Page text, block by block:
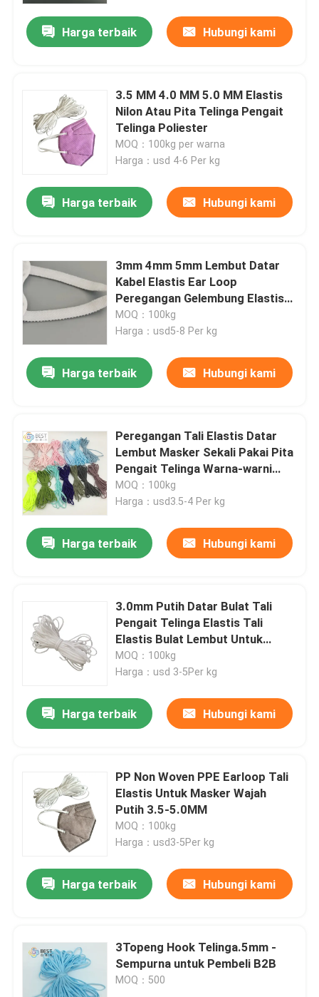
Produk
Tentang kita
Wisata pabrik
Hubungi kami
Semua Kasus
Lingkaran Telinga Elastis Masker Wajah
Loop Telinga Elastis Lembut
Harga terbaik Hubungi kami
3.5 MM 4.0 MM 5.0 MM Elastis
Nilon Atau Pita Telinga Pengait
Telinga Poliester
MOQ：100kg per warna
Harga：usd 4-6 Per kg
Harga terbaik Hubungi kami
3mm 4mm 5mm Lembut Datar
Kabel Elastis Ear Loop
Peregangan Gelembung Elastis
Band
MOQ：100kg
Harga：usd5-8 Per kg
Harga terbaik Hubungi kami
Peregangan Tali Elastis Datar
Lembut Masker Sekali Pakai Pita
Pengait Telinga Warna-warni
3.5mm 5mm
MOQ：100kg
Harga：usd3.5-4 Per kg
Harga terbaik Hubungi kami
3.0mm Putih Datar Bulat Tali
Pengait Telinga Elastis Tali
Elastis Bulat Lembut Untuk
Masker Wajah
MOQ：100kg
Harga：usd 3-5Per kg
Harga terbaik Hubungi kami
PP Non Woven PPE Earloop Tali
Elastis Untuk Masker Wajah
Putih 3.5-5.0MM
MOQ：100kg
Harga：usd3-5Per kg
Harga terbaik Hubungi kami
3Topeng Hook Telinga.5mm -
Sempurna untuk Pembeli B2B
MOQ：500